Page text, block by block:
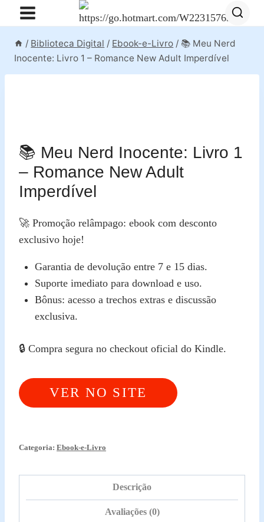
Pular
para
Conteúdo
/ Biblioteca Digital / Ebook-e-Livro / 📚 Meu Nerd
Inocente: Livro 1 – Romance New Adult Imperdível
📚 Meu Nerd Inocente: Livro 1
– Romance New Adult
Imperdível
🚀 Promoção relâmpago: ebook com desconto
exclusivo hoje!
Garantia de devolução entre 7 e 15 dias.
Suporte imediato para download e uso.
Bônus: acesso a trechos extras e discussão
exclusiva.
🔒 Compra segura no checkout oficial do Kindle.
VER NO SITE
Categoria: Ebook-e-Livro
Descrição
Avaliações (0)